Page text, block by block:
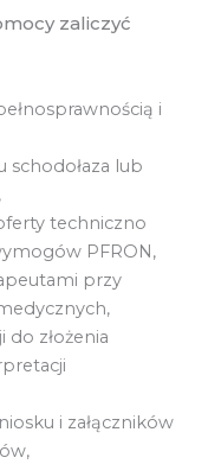
zaliczyć
i
lub
techniczno
PFRON,
przy
do złożenia
i załączników